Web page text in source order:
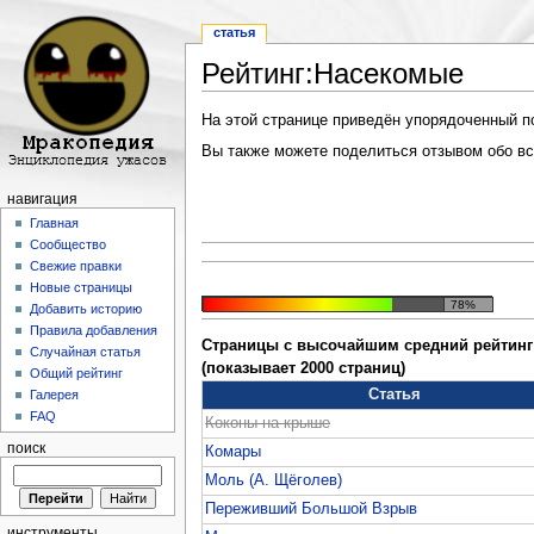
Рейтинг:Насекомые
На этой странице приведён упорядоченный
Вы также можете поделиться отзывом обо
78%
Страницы с высочайшим средний
(показывает 2000 страниц)
Статья
Коконы на крыше
Комары
Моль (А. Щёголев)
Переживший Большой Взрыв
статья
навигация
Главная
Сообщество
Свежие правки
Новые страницы
Добавить историю
Правила добавления
Случайная статья
Общий рейтинг
Галерея
FAQ
поиск